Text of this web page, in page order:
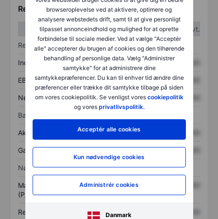
browseroplevelse ved at aktivere, optimere og
analysere webstedets drift, samt til at give personligt
tilpasset annonceindhold og mulighed for at oprette
forbindelse til sociale medier. Ved at vælge "Acceptér
alle" accepterer du brugen af cookies og den tilhørende
behandling af personlige data. Vælg "Administrer
samtykke" for at administrere dine
samtykkepræferencer. Du kan til enhver tid ændre dine
præferencer eller trække dit samtykke tilbage på siden
om vores cookiepolitik. Se venligst vores cookiepolitik
og vores privatlivspolitik.
Acceptér alle cookies
Kun nødvendige cookies
Administrér cookies
Danmark
Regnskabstal
1. kvt.
2. kvt.
Resultatopgørelse
Indtægter XXXXXXX XXXXXXX
EBITDA XXXXXXX XXXXXXX
Nettoresultat XXXXXXX XXXXXXX
Balance
Aktiver i alt XXXXXXX
Gæld XXXXXXX XXXXXXX
Nøgletal
Markedsværdi/omsætning
(P/S)
XXXXXXX
Resultat pr. aktie (EPS) XXXXXXX